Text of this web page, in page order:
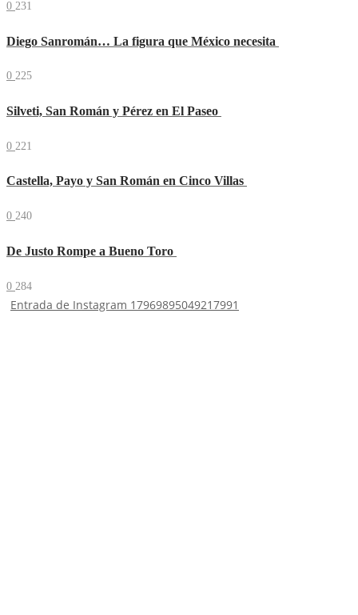
0 231
Diego Sanromán… La figura que México necesita
0 225
Silveti, San Román y Pérez en El Paseo
0 221
Castella, Payo y San Román en Cinco Villas
0 240
De Justo Rompe a Bueno Toro
0 284
Entrada de Instagram 17969895049217991